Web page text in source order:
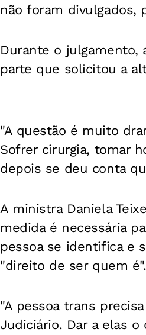
não foram divulgados,
Durante o julgamento,
parte que solicitou a
"A questão é muito
Sofrer cirurgia, tomar
depois se deu conta
A ministra Daniela
medida é necessária
pessoa se identifica e
"direito de ser quem é".
"A pessoa trans
Judiciário. Dar a elas